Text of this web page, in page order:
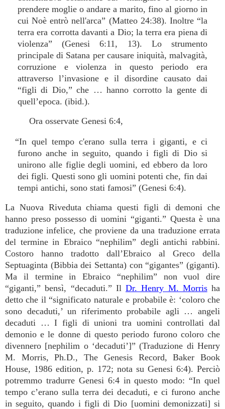
prendere moglie o andare a marito, fino al giorno in
cui Noè entrò nell'arca” (Matteo 24:38). Inoltre “la
terra era corrotta davanti a Dio; la terra era piena di
violenza” (Genesi 6:11, 13). Lo strumento
principale di Satana per causare iniquità, malvagità,
corruzione e violenza in questo periodo era
attraverso l’invasione e il disordine causato dai
“figli di Dio,” che … hanno corrotto la gente di
quell’epoca. (ibid.).
Ora osservate Genesi 6:4,
“In quel tempo c'erano sulla terra i giganti, e ci
furono anche in seguito, quando i figli di Dio si
unirono alle figlie degli uomini, ed ebbero da loro
dei figli. Questi sono gli uomini potenti che, fin dai
tempi antichi, sono stati famosi” (Genesi 6:4).
La Nuova Riveduta chiama questi figli di demoni che
hanno preso possesso di uomini “giganti.” Questa è una
traduzione infelice, che proviene da una traduzione errata
del termine in Ebraico “nephilim” degli antichi rabbini.
Costoro hanno tradotto dall’Ebraico al Greco della
Septuaginta (Bibbia dei Settanta) con “gigantes” (giganti).
Ma il termine in Ebraico “nephilim” non vuol dire
“giganti,” bensì, “decaduti.” Il Dr. Henry M. Morrisha
detto che il “significato naturale e probabile è: ‘coloro che
sono decaduti,’ un riferimento probabile agli … angeli
decaduti … I figli di unioni tra uomini controllati dal
demonio e le donne di questo periodo furono coloro che
divennero [nephilim o ‘decaduti’]” (Traduzione di Henry
M. Morris, Ph.D., The Genesis Record, Baker Book
House, 1986 edition, p. 172; nota su Genesi 6:4). Perciò
potremmo tradurre Genesi 6:4 in questo modo: “In quel
tempo c’erano sulla terra dei decaduti, e ci furono anche
in seguito, quando i figli di Dio [uomini demonizzati] si